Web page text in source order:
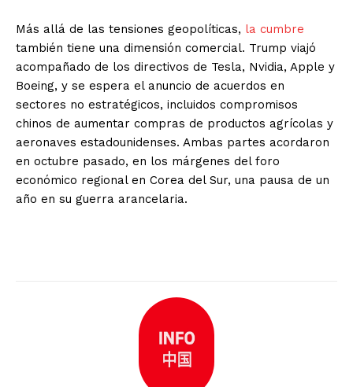
Más allá de las tensiones geopolíticas, la cumbre
también tiene una dimensión comercial. Trump viajó
acompañado de los directivos de Tesla, Nvidia, Apple y
Boeing, y se espera el anuncio de acuerdos en
sectores no estratégicos, incluidos compromisos
chinos de aumentar compras de productos agrícolas y
aeronaves estadounidenses. Ambas partes acordaron
en octubre pasado, en los márgenes del foro
económico regional en Corea del Sur, una pausa de un
año en su guerra arancelaria.